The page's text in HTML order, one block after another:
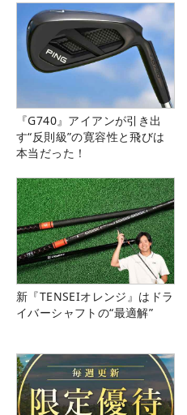
『G740』アイアンが引き出
す“反則級”の寛容性と飛びは
本当だった！
新『TENSEIオレンジ』はドラ
イバーシャフトの“最適解”